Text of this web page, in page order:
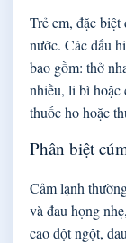
Trẻ em, đặc
nước. Các dấu
bao gồm: thở
nhiều, li bì
thuốc ho hoặc
Phân biệt
Cảm lạnh
và đau họng
cao đột ngột,